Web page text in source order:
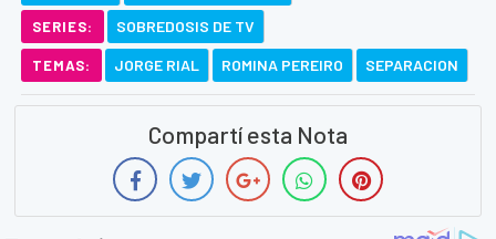
SERIES: SOBREDOSIS DE TV
TEMAS: JORGE RIAL ROMINA PEREIRO SEPARACION
Compartí esta Nota